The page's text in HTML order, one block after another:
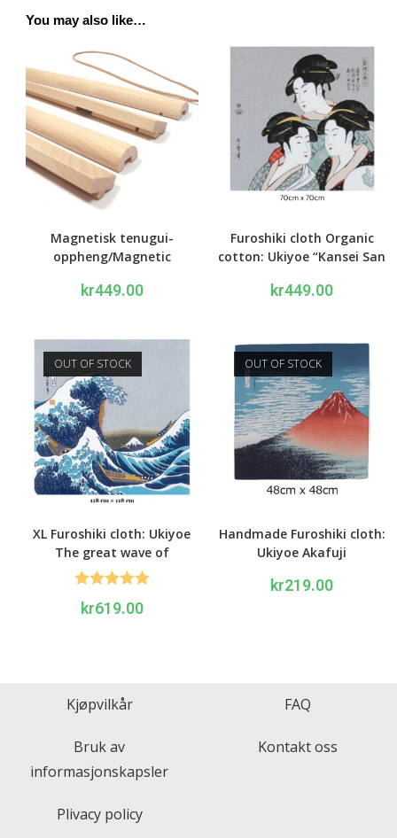
You may also like…
Magnetisk tenugui-
oppheng/Magnetic
kr449.00
Furoshiki cloth Organic
cotton: Ukiyoe “Kansei San
kr449.00
OUT OF STOCK
XL Furoshiki cloth: Ukiyoe
The great wave of
Kanagawa
Rated5.00
kr619.00
OUT OF STOCK
Handmade Furoshiki cloth:
Ukiyoe Akafuji
kr219.00
Kjøpvilkår
Bruk av
informasjonskapsler
Plivacy policy
FAQ
Kontakt oss